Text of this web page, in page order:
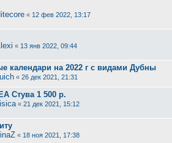
« 12 фев 2022, 13:17
« 13 янв 2022, 09:44
календари на 2022 г с видами Дубны
« 26 дек 2021, 21:31
Стува 1 500 р.
« 21 дек 2021, 15:12
« 18 ноя 2021, 17:38